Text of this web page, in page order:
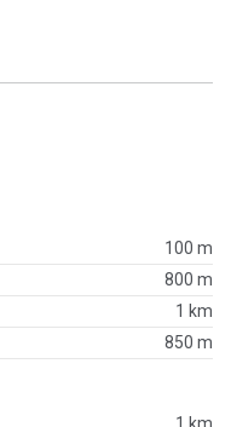
100 m
800 m
1 km
850 m